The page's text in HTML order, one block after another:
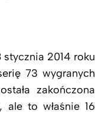
stycznia 2014 roku
73 wygranych
zakończona
ale to właśnie 16